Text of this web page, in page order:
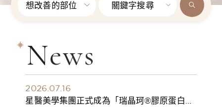
想改善的部位 關鍵字搜尋
News
2026.07.16
星醫美學集團正式成為「瑞晶珂®膠原蛋白植